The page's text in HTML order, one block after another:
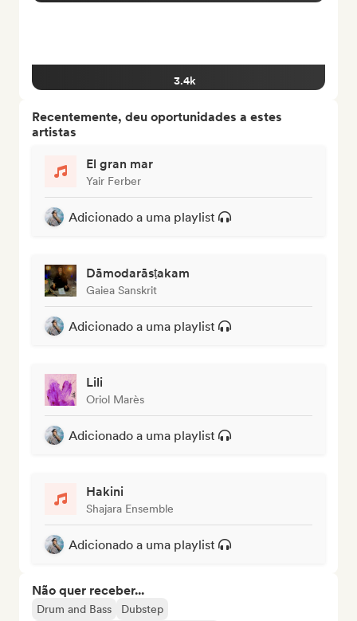
3.4k
Recentemente, deu oportunidades a estes
artistas
El gran mar
Yair Ferber
Adicionado a uma playlist
Dāmodarāsṭakam
Gaiea Sanskrit
Adicionado a uma playlist
Lili
Oriol Marès
Adicionado a uma playlist
Hakini
Shajara Ensemble
Adicionado a uma playlist
Não quer receber...
Drum and Bass Dubstep